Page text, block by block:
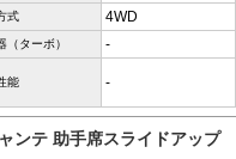
式 4WD
（ターボ） -
能 -
ンテ 助手席スライドアップ